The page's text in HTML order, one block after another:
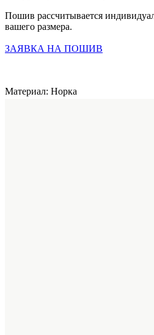
Пошив рассчитывается
вашего размера.
ЗАЯВКА НА ПОШИВ
Материал: Норка